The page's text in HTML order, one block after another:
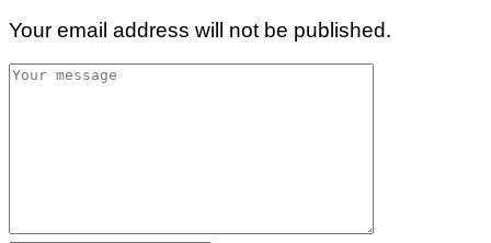
Your email address will not be published.